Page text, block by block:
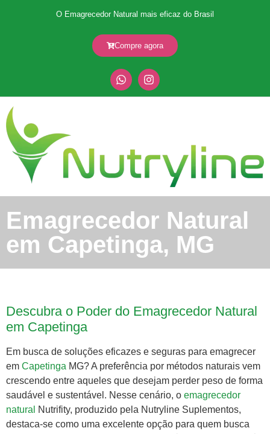
O Emagrecedor Natural mais eficaz do Brasil
Compre agora
Emagrecedor Natural
em Capetinga, MG
Descubra o Poder do Emagrecedor Natural
em Capetinga
Em busca de soluções eficazes e seguras para emagrecer
em Capetinga MG? A preferência por métodos naturais vem
crescendo entre aqueles que desejam perder peso de forma
saudável e sustentável. Nesse cenário, o emagrecedor
natural
Nutrifity, produzido pela Nutryline Suplementos,
destaca-se como uma excelente opção para quem busca